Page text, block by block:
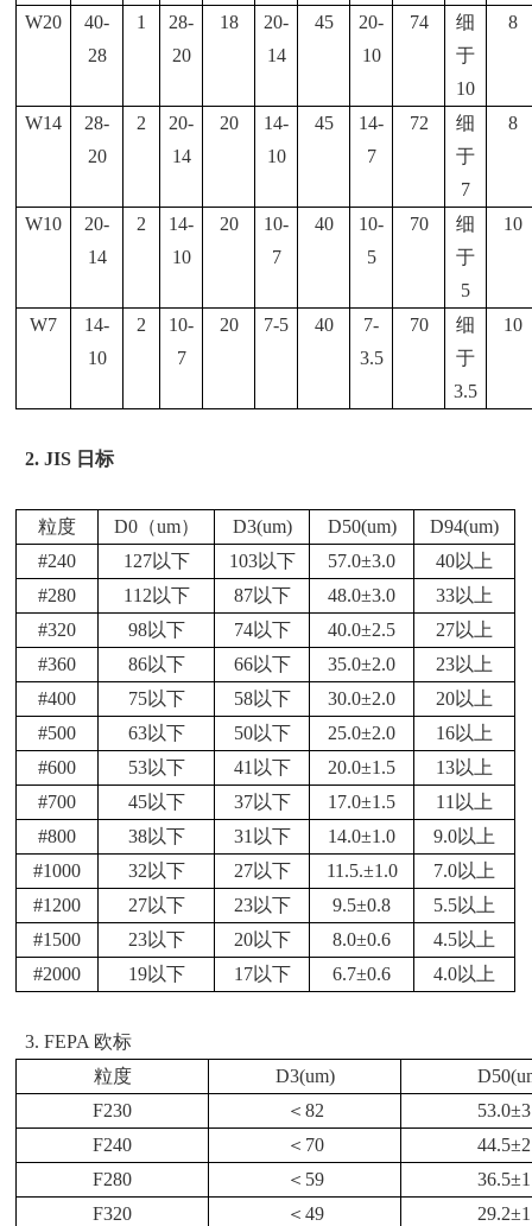
W20
40-
28
1
28-
20
18
20-
14
45
20-
10
74
细
于
10
8
W14
28-
20
2
20-
14
20
14-
10
45
14-
7
72
细
于
7
8
W10
20-
14
2
14-
10
20
10-
7
40
10-
5
70
细
于
5
10
W7
14-
10
2
10-
7
20 7-5 40
7-
3.5
70
细
于
3.5
10
2.JIS 日标
粒度 D0（um） D3(um) D50(um)
D94(um)
#240
127以下 103以下 57.0±3.0
40以上
#280
112以下 87以下 48.0±3.0
33以上
#320
98以下 74以下 40.0±2.5
27以上
#360
86以下 66以下 35.0±2.0
23以上
#400
75以下 58以下 30.0±2.0
20以上
#500
63以下 50以下 25.0±2.0
16以上
#600
53以下 41以下 20.0±1.5
13以上
#700
45以下 37以下 17.0±1.5
11以上
#800
38以下 31以下 14.0±1.0
9.0以上
#1000
32以下 27以下 11.5.±1.0
7.0以上
#1200
27以下 23以下 9.5±0.8
5.5以上
#1500
23以下 20以下 8.0±0.6
4.5以上
#2000
19以下 17以下 6.7±0.6 4.0以上
3.FEPA 欧标
粒度
D3(um)
F230
＜ 82 53.0±
F240
＜ 70 44.5±
F280
＜ 59 36.5±
F320
＜ 49 29.2±